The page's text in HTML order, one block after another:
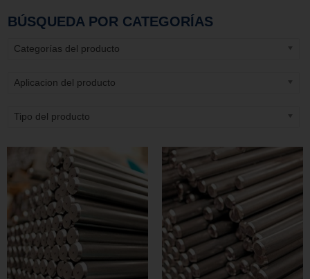
BÚSQUEDA POR CATEGORÍAS
Categorías del producto
Aplicacion del producto
Tipo del producto